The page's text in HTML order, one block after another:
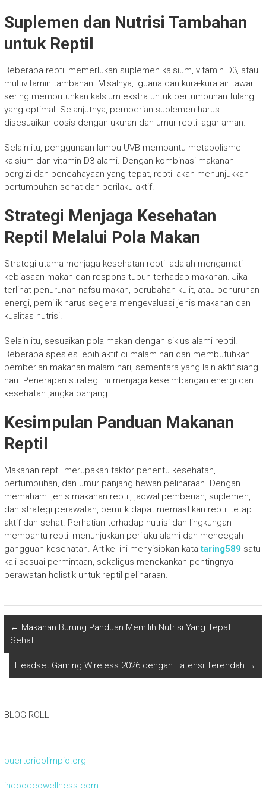
Suplemen dan Nutrisi Tambahan
untuk Reptil
Beberapa reptil memerlukan suplemen kalsium, vitamin D3, atau
multivitamin tambahan. Misalnya, iguana dan kura-kura air tawar
sering membutuhkan kalsium ekstra untuk pertumbuhan tulang
yang optimal. Selanjutnya, pemberian suplemen harus
disesuaikan dosis dengan ukuran dan umur reptil agar aman.
Selain itu, penggunaan lampu UVB membantu metabolisme
kalsium dan vitamin D3 alami. Dengan kombinasi makanan
bergizi dan pencahayaan yang tepat, reptil akan menunjukkan
pertumbuhan sehat dan perilaku aktif.
Strategi Menjaga Kesehatan
Reptil Melalui Pola Makan
Strategi utama menjaga kesehatan reptil adalah mengamati
kebiasaan makan dan respons tubuh terhadap makanan. Jika
terlihat penurunan nafsu makan, perubahan kulit, atau penurunan
energi, pemilik harus segera mengevaluasi jenis makanan dan
kualitas nutrisi.
Selain itu, sesuaikan pola makan dengan siklus alami reptil.
Beberapa spesies lebih aktif di malam hari dan membutuhkan
pemberian makanan malam hari, sementara yang lain aktif siang
hari. Penerapan strategi ini menjaga keseimbangan energi dan
kesehatan jangka panjang.
Kesimpulan Panduan Makanan
Reptil
Makanan reptil merupakan faktor penentu kesehatan,
pertumbuhan, dan umur panjang hewan peliharaan. Dengan
memahami jenis makanan reptil, jadwal pemberian, suplemen,
dan strategi perawatan, pemilik dapat memastikan reptil tetap
aktif dan sehat. Perhatian terhadap nutrisi dan lingkungan
membantu reptil menunjukkan perilaku alami dan mencegah
gangguan kesehatan. Artikel ini menyisipkan katataring589 satu
kali sesuai permintaan, sekaligus menekankan pentingnya
perawatan holistik untuk reptil peliharaan.
← Makanan Burung Panduan Memilih Nutrisi Yang Tepat
Sehat
Headset Gaming Wireless 2026 dengan Latensi Terendah →
BLOG ROLL
puertoricolimpio.org
ingoodcowellness.com